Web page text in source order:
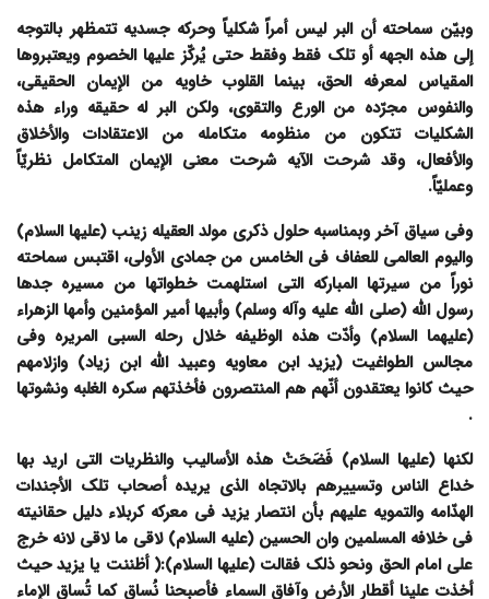
وبیّن سماحته أن البر لیس أمراً شکلیاً وحرکه جسدیه تتمظهر بالتوجه
إلى هذه الجهه أو تلک فقط وفقط حتى یُرکّز علیها الخصوم ویعتبروها
المقیاس لمعرفه الحق، بینما القلوب خاویه من الإیمان الحقیقی،
والنفوس مجرّده من الورع والتقوى، ولکن البر له حقیقه وراء هذه
الشکلیات تتکون من منظومه متکامله من الاعتقادات والأخلاق
والأفعال، وقد شرحت الآیه شرحت معنى الإیمان المتکامل نظریّاً
وعملیّاً.
وفی سیاق آخر وبمناسبه حلول ذکرى مولد العقیله زینب (علیها السلام)
والیوم العالمی للعفاف فی الخامس من جمادى الأولى، اقتبس سماحته
نوراً من سیرتها المبارکه التی استلهمت خطواتها من مسیره جدها
رسول الله (صلى الله علیه وآله وسلم) وأبیها أمیر المؤمنین وأمها الزهراء
(علیهما السلام) وأدّت هذه الوظیفه خلال رحله السبی المریره وفی
مجالس الطواغیت (یزید ابن معاویه وعبید الله ابن زیاد) وازلامهم
حیث کانوا یعتقدون أنّهم هم المنتصرون فأخذتهم سکره الغلبه ونشوتها
.
لکنها (علیها السلام) فَضَحَتْ هذه الأسالیب والنظریات التی ارید بها
خداع الناس وتسییرهم بالاتجاه الذی یریده أصحاب تلک الأجندات
الهدّامه والتمویه علیهم بأن انتصار یزید فی معرکه کربلاء دلیل حقانیته
فی خلافه المسلمین وان الحسین (علیه السلام) لاقى ما لاقى لانه خرج
على امام الحق ونحو ذلک فقالت (علیها السلام):( أظننت یا یزید حیث
أخذت علینا أقطار الأرض وآفاق السماء فأصبحنا نُساق کما تُساق الإماء